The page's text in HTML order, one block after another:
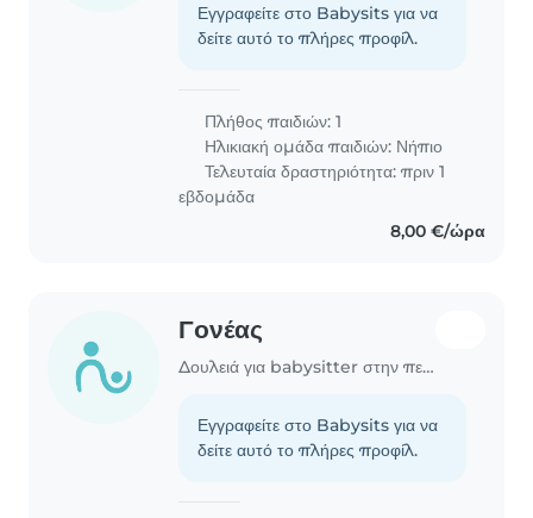
Εγγραφείτε στο Babysits για να
δείτε αυτό το πλήρες προφίλ.
Πλήθος παιδιών: 1
Ηλικιακή ομάδα παιδιών: Νήπιο
Τελευταία δραστηριότητα: πριν 1
εβδομάδα
8,00 €/ώρα
Γονέας
Δουλειά για babysitter στην περιοχή Χανιά
Εγγραφείτε στο Babysits για να
δείτε αυτό το πλήρες προφίλ.